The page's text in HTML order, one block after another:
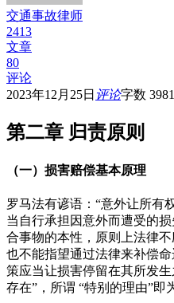
交通事故律师
2413
文章
80
评论
2023年12月25日 评论字数 3981
第二章 归责原则
（一） 损害赔偿基本原理
罗马法有谚语：“意外让所有
当自行承担因意外而遭受的
合事物的本性，原则上法律
也不能指望通过法律来补偿
策应当让损害停留在其所发
存在”，所谓 “特别的理由”即